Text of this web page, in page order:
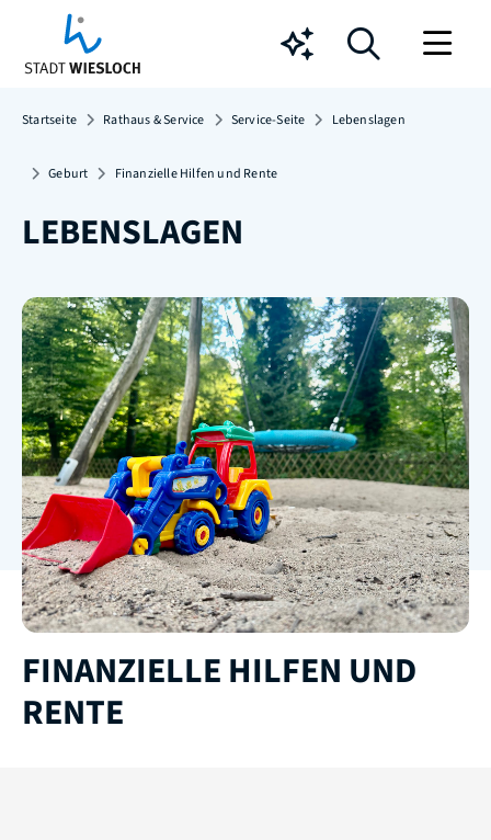
Chatbot
Startseite Rathaus & Service Service-Seite Lebenslagen
Geburt Finanzielle Hilfen und Rente
LEBENSLAGEN
FINANZIELLE HILFEN UND
RENTE